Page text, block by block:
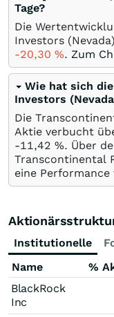
Tage?
Die
Investors
-20,30 %. Zum
Wie hat sich
Investors
Die
Aktie verbucht
-11,42 %. Über
Transcontinental
eine Performance
Institutionelle
Name
%
BlackRock
Inc